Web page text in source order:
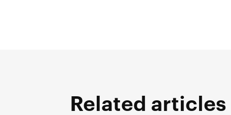
Related articles